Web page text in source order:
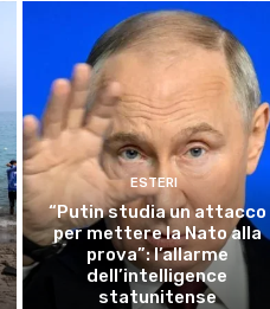
ESTERI
“Putin studia un attacco
per mettere la Nato alla
prova”: l’allarme
dell’intelligence
statunitense